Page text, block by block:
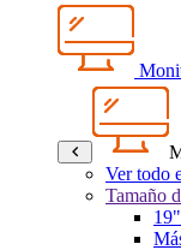
Ver todo
Tamaño